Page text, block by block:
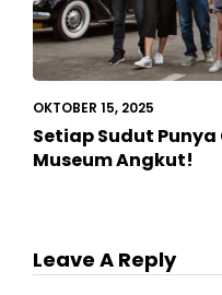
OKTOBER 15, 2025
Setiap Sudut
Museum Angkut!
Leave A Reply